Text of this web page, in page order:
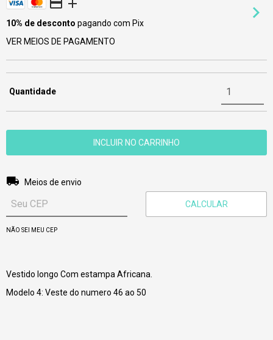
10% de desconto pagando com Pix
VER MEIOS DE PAGAMENTO
Quantidade
Entregas para o CEP:
Meios de envio
CALCULAR
NÃO SEI MEU CEP
Vestido longo Com estampa Africana.
Modelo 4: Veste do numero 46 ao 50